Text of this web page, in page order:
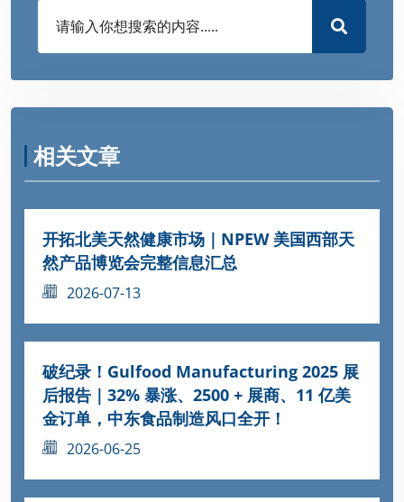
相关文章
开拓北美天然健康市场｜NPEW 美国西部天
然产品博览会完整信息汇总
2026-07-13
破纪录！Gulfood Manufacturing 2025 展
后报告｜32% 暴涨、2500 + 展商、11 亿美
金订单，中东食品制造风口全开！
2026-06-25